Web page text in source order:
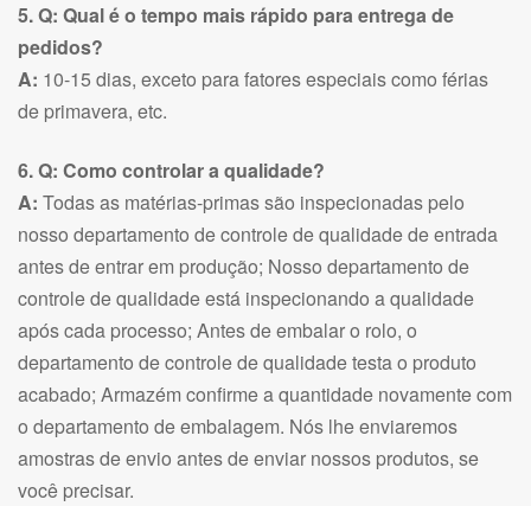
5. Q: Qual é o tempo mais rápido para entrega de
pedidos?
A: 10-15 dias, exceto para fatores especiais como férias
de primavera, etc.
6. Q: Como controlar a qualidade?
A: Todas as matérias-primas são inspecionadas pelo
nosso departamento de controle de qualidade de entrada
antes de entrar em produção; Nosso departamento de
controle de qualidade está inspecionando a qualidade
após cada processo; Antes de embalar o rolo, o
departamento de controle de qualidade testa o produto
acabado; Armazém confirme a quantidade novamente com
o departamento de embalagem. Nós lhe enviaremos
amostras de envio antes de enviar nossos produtos, se
você precisar.